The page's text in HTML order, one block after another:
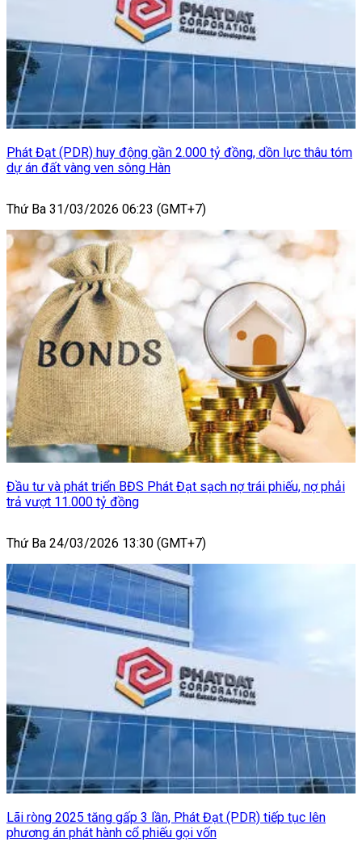
Phát Đạt (PDR) huy động gần 2.000 tỷ đồng, dồn lực thâu tóm
dự án đất vàng ven sông Hàn
Thứ Ba 31/03/2026 06:23 (GMT+7)
Đầu tư và phát triển BĐS Phát Đạt sạch nợ trái phiếu, nợ phải
trả vượt 11.000 tỷ đồng
Thứ Ba 24/03/2026 13:30 (GMT+7)
Lãi ròng 2025 tăng gấp 3 lần, Phát Đạt (PDR) tiếp tục lên
phương án phát hành cổ phiếu gọi vốn